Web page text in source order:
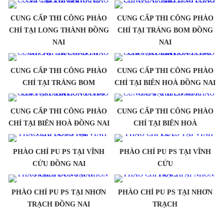
CUNG CẤP THI CÔNG PHÀO
CHỈ TẠI LONG THÀNH ĐỒNG
NAI
CUNG CẤP THI CÔNG PHÀO
CHỈ TẠI TRẢNG BOM ĐỒNG
NAI
CUNG CẤP THI CÔNG PHÀO
CHỈ TẠI TRẢNG BOM
CUNG CẤP THI CÔNG PHÀO
CHỈ TẠI BIÊN HOÀ ĐỒNG NAI
CUNG CẤP THI CÔNG PHÀO
CHỈ TẠI BIÊN HOÀ ĐỒNG NAI
CUNG CẤP THI CÔNG PHÀO
CHỈ TẠI BIÊN HOÀ
PHÀO CHỈ PU PS TẠI VĨNH
CỬU ĐỒNG NAI
PHÀO CHỈ PU PS TẠI VĨNH
CỬU
PHÀO CHỈ PU PS TẠI NHƠN
TRẠCH ĐỒNG NAI
PHÀO CHỈ PU PS TẠI NHƠN
TRẠCH